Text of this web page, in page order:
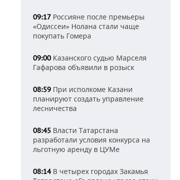
09:17 Россияне после премьеры
«Одиссеи» Нолана стали чаще
покупать Гомера
09:00Казанского судью Марселя
Гафарова объявили в розыск
08:59 При исполкоме Казани
планируют создать управление
лесничества
08:45 Власти Татарстана
разработали условия конкурса на
льготную аренду в ЦУМе
08:14В четырех городах Закамья